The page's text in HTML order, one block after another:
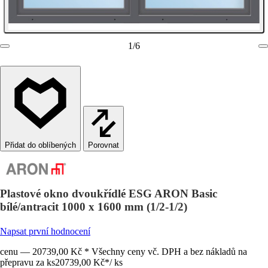
1/6
Porovnat
Plastové okno dvoukřídlé ESG ARON Basic
bílé/antracit 1000 x 1600 mm (1/2-1/2)
Napsat první hodnocení
cenu — 20739,00 Kč * Všechny ceny vč. DPH a bez nákladů na
přepravu za ks20739,00 Kč*/ ks